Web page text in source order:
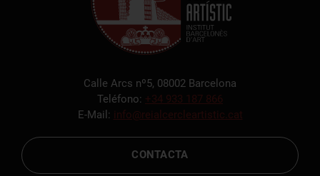
Calle Arcs nº5, 08002 Barcelona
Teléfono: +34 933 187 866
E-Mail: info@reialcercleartistic.cat
CONTACTA